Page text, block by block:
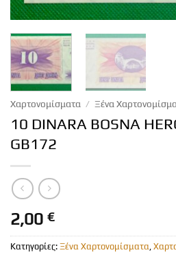
Χαρτονομίσματα / Ξένα
10 DINARA BOSNA
GB172
2,00 €
Κατηγορίες: Ξένα Χαρτονομίσματα